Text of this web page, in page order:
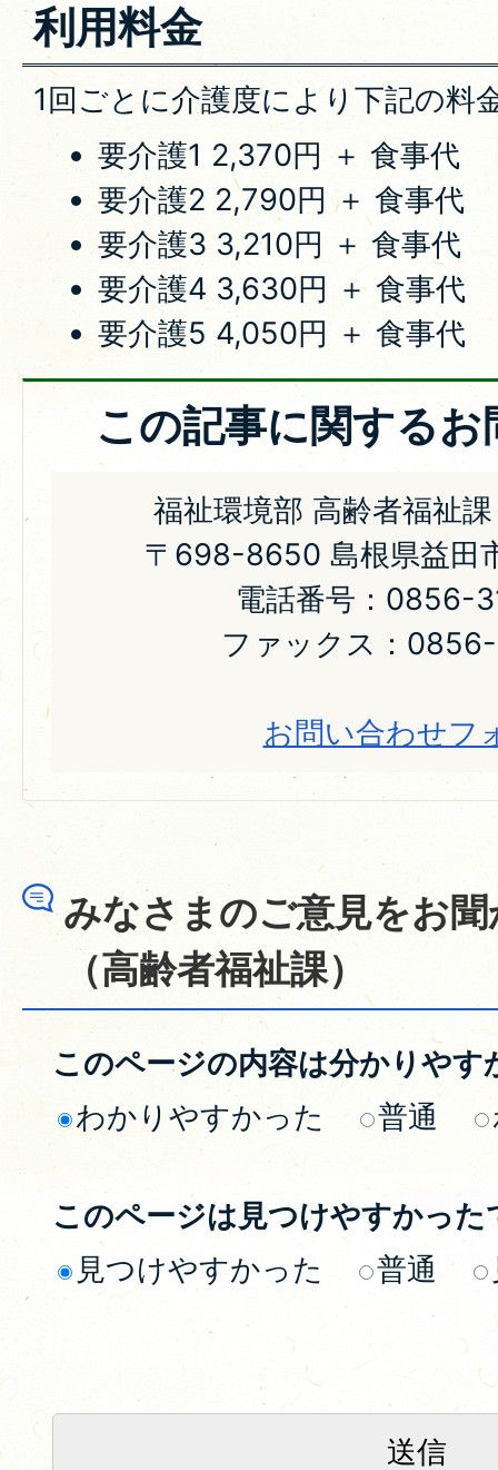
利用料金
1回ごとに介護度により下記の料
要介護1 2,370円 ＋ 食事代
要介護2 2,790円 ＋ 食事代
要介護3 3,210円 ＋ 食事代
要介護4 3,630円 ＋ 食事代
要介護5 4,050円 ＋ 食事代
この記事に関する
福祉環境部 高齢者福祉
〒698-8650 島根県益田
電話番号：0856-
ファックス：
お問い合わせフ
みなさまのご意見をお
（高齢者福祉課）
このページの内容は分かりやす
わかりやすかった
普通
このページは見つけやすかった
見つけやすかった
普通